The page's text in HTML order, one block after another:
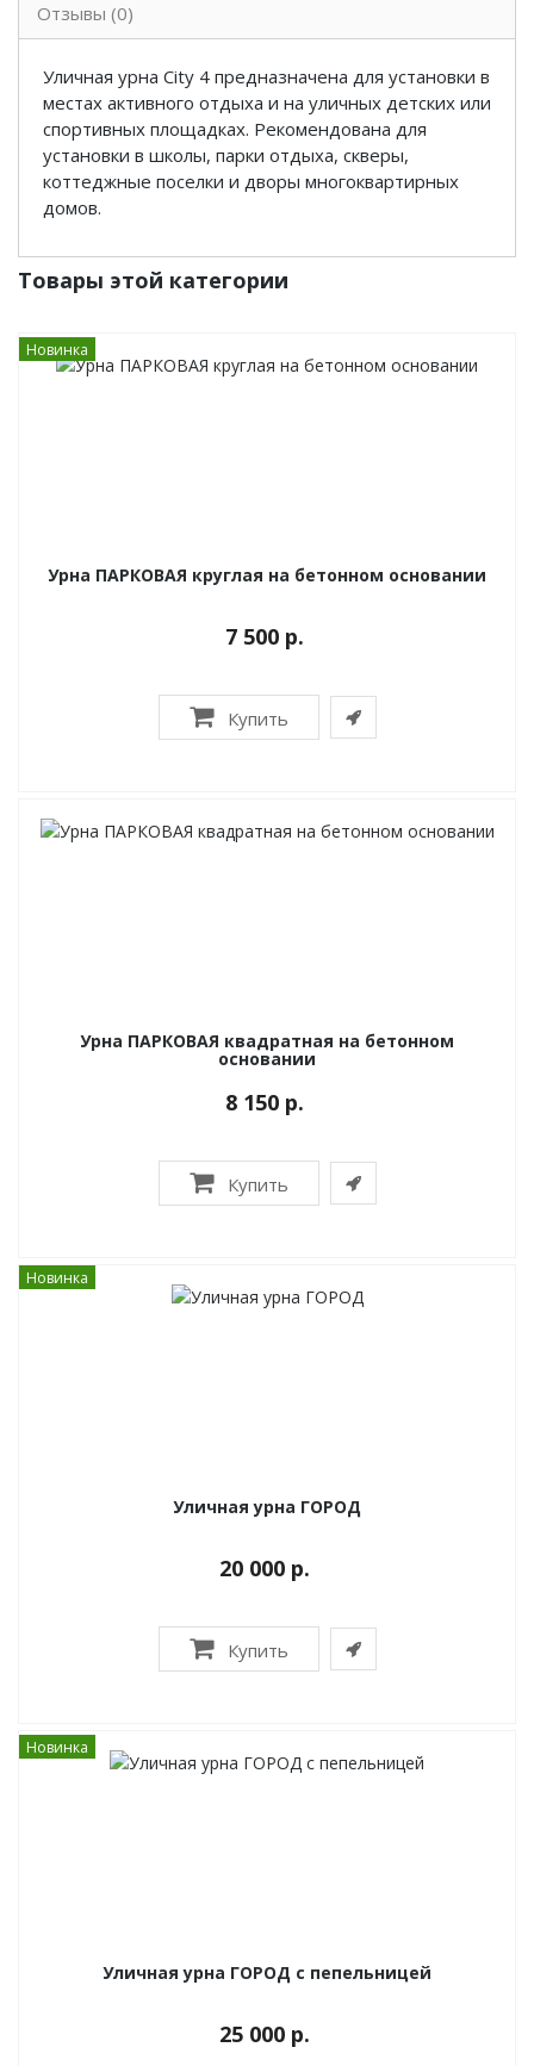
Отзывы (0)
Уличная урна City 4 предназначена для установки в
местах активного отдыха и на уличных детских или
спортивных площадках. Рекомендована для
установки в школы, парки отдыха, скверы,
коттеджные поселки и дворы многоквартирных
домов.
Товары этой категории
Новинка
Урна ПАРКОВАЯ круглая на бетонном основании
7 500 р.
Купить
Урна ПАРКОВАЯ квадратная на бетонном
основании
8 150 р.
Купить
Новинка
Уличная урна ГОРОД
20 000 р.
Купить
Новинка
Уличная урна ГОРОД с пепельницей
25 000 р.